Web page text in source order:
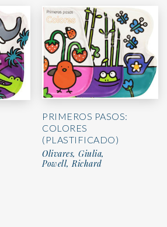
PRIMEROS PASOS:
COLORES
(PLASTIFICADO)
Olivares, Giulia,
Powell, Richard